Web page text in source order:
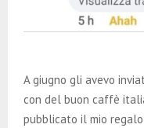
A giugno gli avevo
con del buon caffè
pubblicato il mio